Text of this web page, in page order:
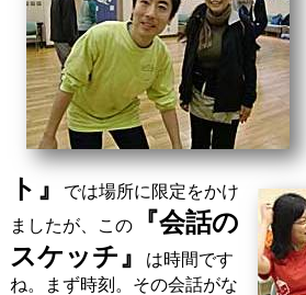
ト』
では場所に限定をかけ
ましたが、この『会話の
スケッチ』
は時間です
ね。まず時刻。その会話がな